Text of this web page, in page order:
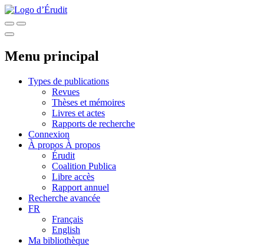
Menu principal
Types de publications
Revues
Thèses et mémoires
Livres et actes
Rapports de recherche
Connexion
À propos À propos
Érudit
Coalition Publica
Libre accès
Rapport annuel
Recherche avancée
FR
Français
English
Ma bibliothèque